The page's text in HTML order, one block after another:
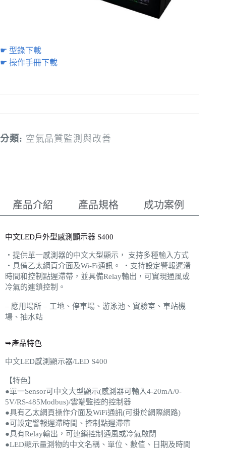
☛ 型錄下載
☛ 操作手冊下載
分類: 空氣品質監測與改善
產品介紹 產品規格 成功案例
中文LED戶外型感測顯示器 S400
‧提供單一感測器的中文大型顯示， 支持多種輸入方式
‧具備乙太網頁介面及Wi-Fi通訊。 ‧支持設定警報遲滯
時間和控制點遲滯帶，並具備Relay輸出，可實現通風或
冷氣的連鎖控制。
– 應用場所 – 工地、停車場、游泳池、實驗室、車站機
場、抽水站
➥產品特色
中文LED感測顯示器/LED S400
【特色】
●單一Sensor可中文大型顯示(感測器可輸入4-20mA/0-
5V/RS-485Modbus)/雲端監控的控制器
●具有乙太網頁操作介面及WiFi通訊(可掛於網際網路)
●可設定警報遲滯時間、控制點遲滯帶
●具有Relay輸出，可連鎖控制通風或冷氣啟閉
●LED顯示量測物的中文名稱、單位、數值、日期及時間